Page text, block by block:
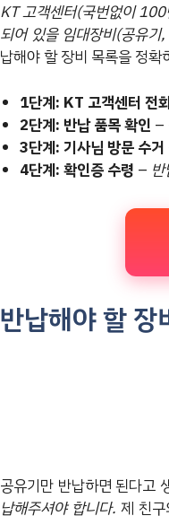
KT 고객센터(국번없이 100
되어 있을 임대장비(공유
납해야 할 장비 목록을 정
1단계: KT 고객센터 전
2단계: 반납 품목 확인 –
3단계: 기사님 방문 수거
4단계: 확인증 수령 –
반납해야 할 장
공유기만 반납하면 된다고
납해주셔야 합니다. 제 친